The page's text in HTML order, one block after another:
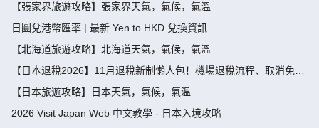
【張家界旅遊攻略】張家界天氣，氣候，氣溫
日圓兌港幣匯率 | 最新 Yen to HKD 兌換資訊
【北海道旅遊攻略】北海道天氣，氣候，氣溫
【日本退稅2026】11月退稅新制懶人包！機場退稅流程、取消免稅
袋及限額全攻略 - 永安旅遊
【日本旅遊攻略】日本天氣，氣候，氣溫
2026 Visit Japan Web 中文教學 - 日本入境攻略